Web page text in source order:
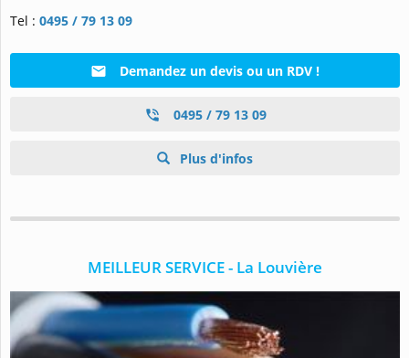
Tel : 0495 / 79 13 09
Demandez un devis ou un RDV !
0495 / 79 13 09
Plus d'infos
MEILLEUR SERVICE - La Louvière